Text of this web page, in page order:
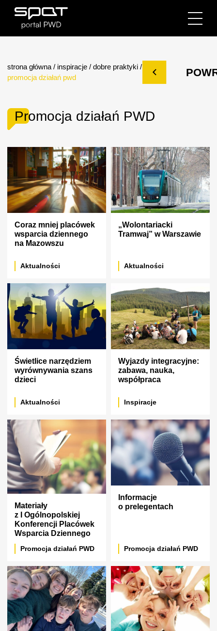
strona główna / inspiracje / dobre praktyki /
promocja działań pwd
Promocja działań PWD
Coraz mniej placówek
wsparcia dziennego
na Mazowszu
Aktualności
„Wolontariacki
Tramwaj” w Warszawie
Aktualności
Świetlice narzędziem
wyrównywania szans
dzieci
Aktualności
Wyjazdy integracyjne:
zabawa, nauka,
współpraca
Inspiracje
Materiały
z I Ogólnopolskiej
Konferencji Placówek
Wsparcia Dziennego
Promocja działań PWD
Informacje
o prelegentach
Promocja działań PWD